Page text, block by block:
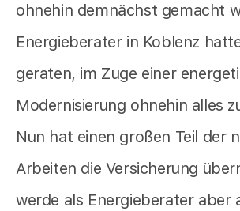
ohnehin demnächst gemacht
Energieberater in Koblenz
geraten, im Zuge einer
Modernisierung ohnehin alles
Nun hat einen großen Teil der
Arbeiten die Versicherung
werde als Energieberater aber